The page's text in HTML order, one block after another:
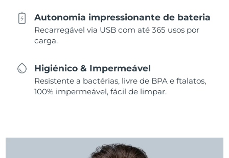
Autonomia impressionante de bateria
Recarregável via USB com até 365 usos por
carga.
Higiénico & Impermeável
Resistente a bactérias, livre de BPA e ftalatos,
100% impermeável, fácil de limpar.